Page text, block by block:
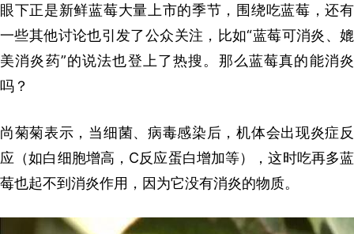
眼下正是新鲜蓝莓大量上市的季节，围绕吃蓝莓，还有
一些其他讨论也引发了公众关注，比如“蓝莓可消炎、媲
美消炎药”的说法也登上了热搜。那么蓝莓真的能消炎
吗？
尚菊菊表示，当细菌、病毒感染后，机体会出现炎症反
应（如白细胞增高，C反应蛋白增加等），这时吃再多蓝
莓也起不到消炎作用，因为它没有消炎的物质。